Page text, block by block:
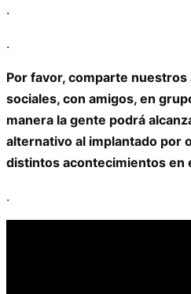
.
.
Por favor, comparte
sociales, con amigos, en
manera la gente podrá
alternativo al implantado por
distintos acontecimientos en
.